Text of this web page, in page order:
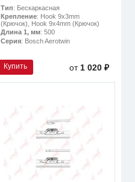
Тип: Бескаркасная
Крепление: Hook 9x3mm
(Крючок), Hook 9x4mm (Крючок)
Длина 1, мм: 500
Серия: Bosch Aerotwin
Купить от 1 020 ₽